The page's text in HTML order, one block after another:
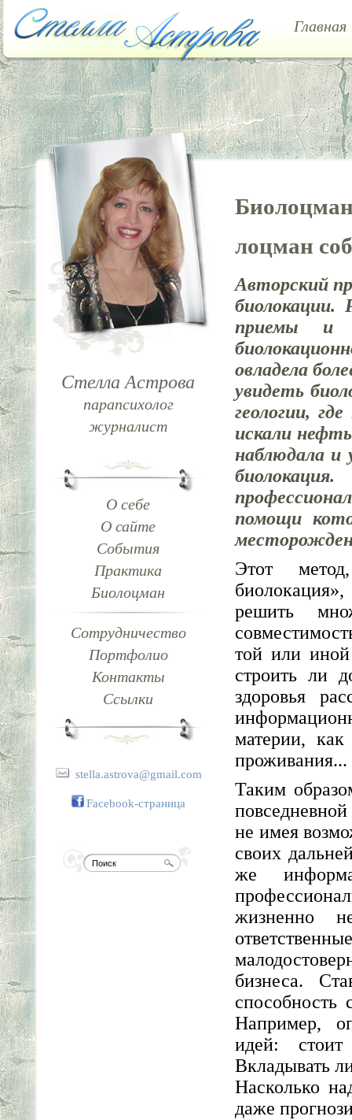
Главная
Стелла Астрова
парапсихолог
журналист
О себе
О сайте
События
Практика
Биолоцман
Сотрудничество
Портфолио
Контакты
Ссылки
stella.astrova@gmail.com
Facebook-страница
лоцман
Авторский
биолокации.
приемы и
овладела
увидеть
геологии,
искали
наблюдала и
помощи
Этот
решить
той или иной
строить ли
здоровья
материи,
проживания...
Таким
не имея
своих
же
жизненно
бизнеса.
способность
Например,
идей:
Вкладывать
Насколько
даже